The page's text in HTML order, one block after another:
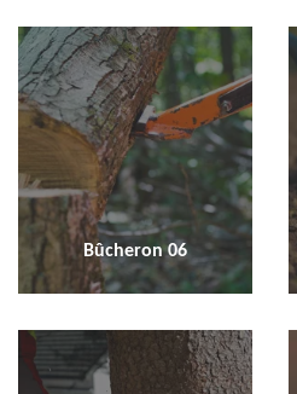
Bûcheron 06